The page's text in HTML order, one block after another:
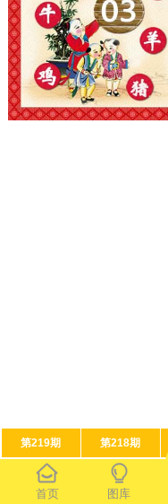
第219期 第218期
首页 图库